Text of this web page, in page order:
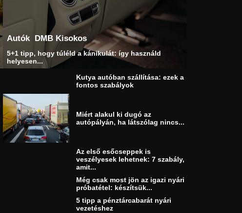
Autók DMB Kisokos
5+1 tipp, hogy túléld a kánikulát: így használd
helyesen...
Kutya autóban szállítása: ezek a
fontos szabályok
Miért alakul ki dugó az
autópályán, ha látszólag nincs...
Az első esőcseppek is
veszélyesek lehetnek: 7 szabály,
amit...
Még csak most jön az igazi nyári
próbatétel: készítsük...
5 tipp a pénztárcabarát nyári
vezetéshez